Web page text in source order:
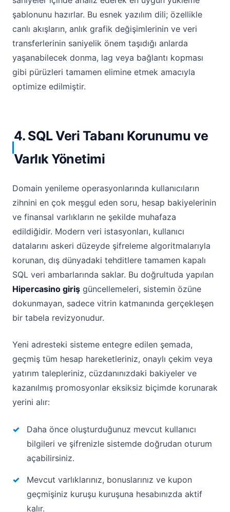
şablonunu hazırlar. Bu esnek yazılım dili; özellikle
canlı akışların, anlık grafik değişimlerinin ve veri
transferlerinin saniyelik önem taşıdığı anlarda
yaşanabilecek donma, lag veya bağlantı kopması
gibi pürüzleri tamamen elimine etmek amacıyla
optimize edilmiştir.
4. SQL Veri Tabanı Korunumu ve
Varlık Yönetimi
Domain yenileme operasyonlarında kullanıcıların
zihnini en çok meşgul eden soru, hesap bakiyelerinin
ve finansal varlıkların ne şekilde muhafaza
edildiğidir. Modern veri istasyonları, kullanıcı
datalarını askeri düzeyde şifreleme algoritmalarıyla
korunan, dış dünyadaki tehditlere tamamen kapalı
SQL veri ambarlarında saklar. Bu doğrultuda yapılan
Hipercasino giriş güncellemeleri, sistemin özüne
dokunmayan, sadece vitrin katmanında gerçekleşen
bir tabela revizyonudur.
Yeni adresteki sisteme entegre edilen şemada,
geçmiş tüm hesap hareketleriniz, onaylı çekim veya
yatırım talepleriniz, cüzdanınızdaki bakiyeler ve
kazanılmış promosyonlar eksiksiz biçimde korunarak
yerini alır:
Daha önce oluşturduğunuz mevcut kullanıcı
bilgileri ve şifrenizle sistemde doğrudan oturum
açabilirsiniz.
Mevcut varlıklarınız, bonuslarınız ve kupon
geçmişiniz kuruşu kuruşuna hesabınızda aktif
kalır.